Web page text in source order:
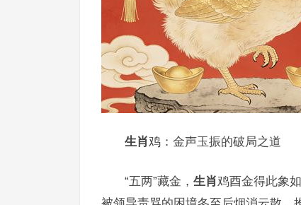
生肖鸡：金声玉振的破局之道
“五两”藏金， 生肖鸡酉金得此象